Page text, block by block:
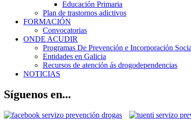
Educación Primaria
Plan de trastornos adictivos
FORMACIÓN
Convocatorias
ONDE ACUDIR
Programas De Prevención e Incorporación
Entidades en Galicia
Recursos de atención ás drogodependencias
NOTICIAS
Síguenos en...